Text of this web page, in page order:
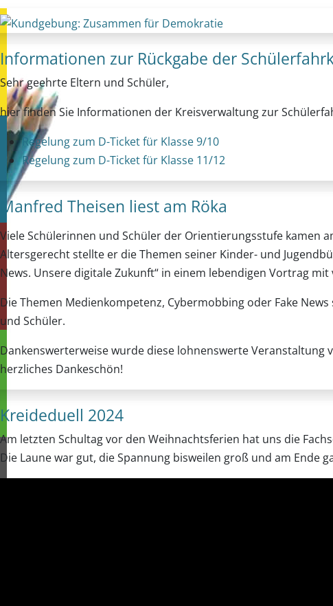
Informationen zur Rückgabe der
Sehr geehrte Eltern und Schüler,
hier finden Sie Informationen der Kreisverwaltung zur
Regelung zum D-Ticket für Klasse 9/10
Regelung zum D-Ticket für Klasse 11/12
Manfred Theisen liest am Röka
Viele Schülerinnen und Schüler der Orientierungsstufe kamen
Altersgerecht stellte er die Themen seiner Kinder- und
News. Unsere digitale Zukunft“ in einem lebendigen Vortrag
Die Themen Medienkompetenz, Cybermobbing oder Fake
und Schüler.
Dankenswerterweise wurde diese lohnenswerte Veranstaltung
herzliches Dankeschön!
Kreideduell 2024
Am letzten Schultag vor den Weihnachtsferien hat uns die
Die Laune war gut, die Spannung bisweilen groß und am Ende